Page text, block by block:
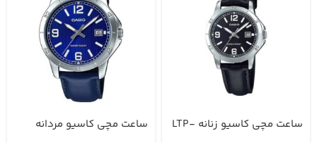
ساعت مچی کاسیو زنانه LTP-
ساعت مچی کاسیو مردانه